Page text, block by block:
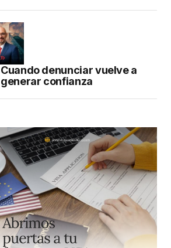
Cuando denunciar vuelve a
generar confianza